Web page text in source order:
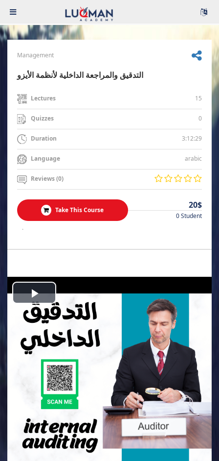
Management
التدقيق والمراجعة الداخلية لأنظمة الأيزو
Lectures 15
Quizzes 0
Duration 3:12:29
Language arabic
Reviews (0)
Take This Course 20$
0 Student
.
Play
Video